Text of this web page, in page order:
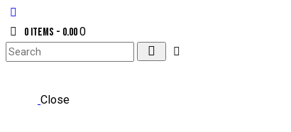
0 items - ₹0.000
Close